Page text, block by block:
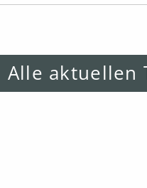
Alle aktuellen